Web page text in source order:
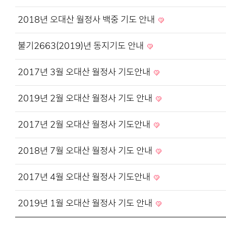
2018년 오대산 월정사 백중 기도 안내
불기2663(2019)년 동지기도 안내
2017년 3월 오대산 월정사 기도안내
2019년 2월 오대산 월정사 기도 안내
2017년 2월 오대산 월정사 기도안내
2018년 7월 오대산 월정사 기도 안내
2017년 4월 오대산 월정사 기도안내
2019년 1월 오대산 월정사 기도 안내